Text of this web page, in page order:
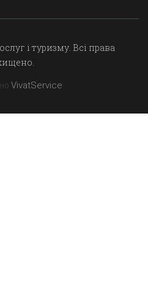
і туризму. Всі права
VivatService